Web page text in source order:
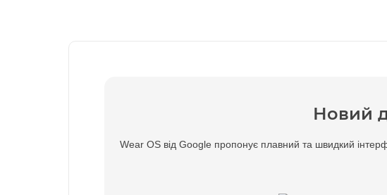
Новий
Wear OS від Google пропонує плавний та швидкий